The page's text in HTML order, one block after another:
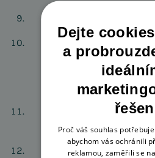
Desatero výhod
Milan Kurečka z oblasti
portálových řešení se
propojit CMS s ERP
podnikových procesů.
Optimalizace procesů
firmy Profigrass
Václav Grézl z Profigrass
Dejte
a
Proč váš souhlas
abychom vás ochránili
reklamou, zaměřili se